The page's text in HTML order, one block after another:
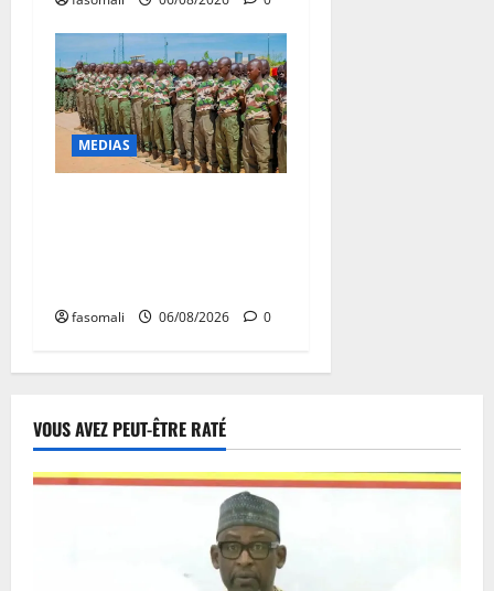
MEDIAS
fasomali 06/08/2026 0
VOUS AVEZ PEUT-ÊTRE RATÉ